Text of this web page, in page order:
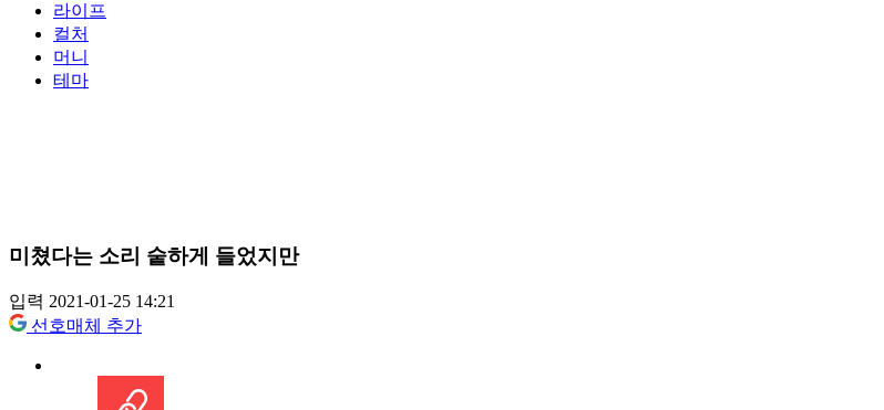
라이프
컬처
머니
테마
미쳤다는 소리 숱하게 들었지만
입력 2021-01-25 14:21
선호매체 추가